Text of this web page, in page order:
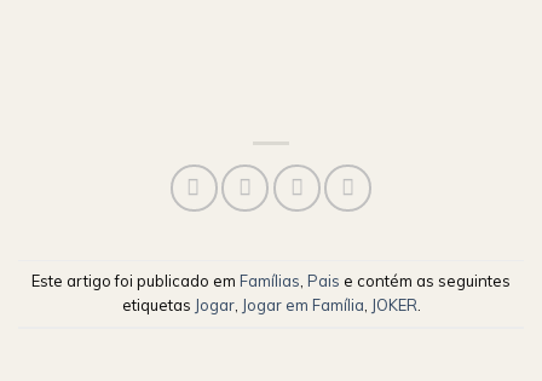
Este artigo foi publicado em Famílias Pais e contém as seguintes
etiquetas Jogar, Jogar em Família JOKER